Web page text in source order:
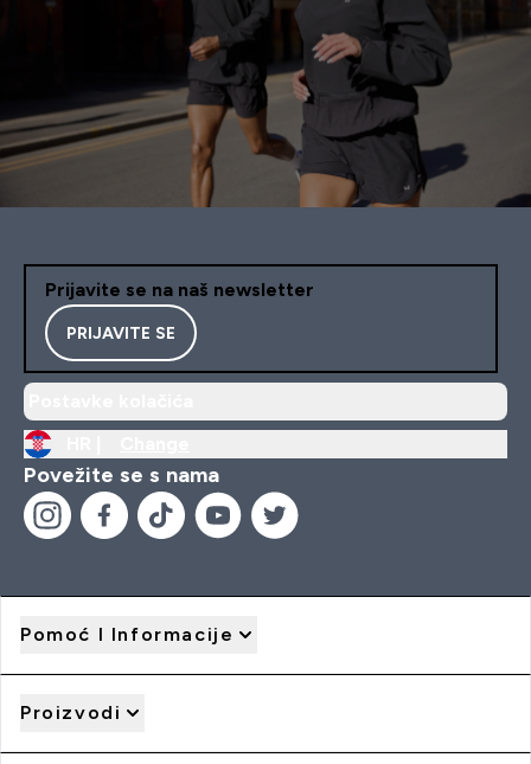
Prijavite se na naš newsletter
PRIJAVITE SE
Povežite se s nama
Pomoć I Informacije
Proizvodi